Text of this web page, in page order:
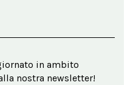
in ambito
nostra newsletter!